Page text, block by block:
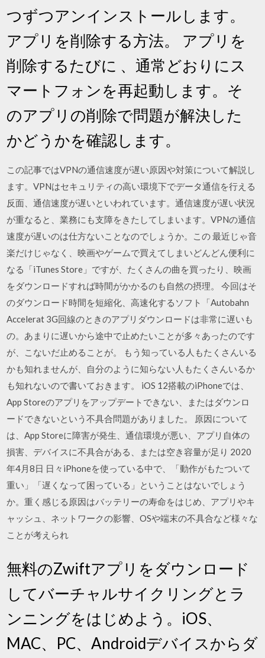
つずつアンインストールします。
アプリを削除する方法。 アプリを
削除するたびに 、通常どおりにス
マートフォンを再起動します。そ
のアプリの削除で問題が解決した
かどうかを確認します。
この記事ではVPNの通信速度が遅い原因や対策について解説し
ます。VPNはセキュリティの高い環境下でデータ通信を行える
反面、通信速度が遅いといわれています。通信速度が遅い状況
が重なると、業務にも支障をきたしてしまいます。VPNの通信
速度が遅いのは仕方ないことなのでしょうか。この 最近じゃ音
楽だけじゃなく、映画やゲームで買えてしまいどんどん便利に
なる「iTunes Store」ですが、たくさんの曲を買ったり、映画
をダウンロードすれば時間がかかるのも自然の摂理。 今回はそ
のダウンロード時間を短縮化、高速化するソフト「Autobahn
Accelerat 3G回線のときのアプリダウンロードは非常に遅いも
の。あまりに遅いから途中で止めたいことが多々あったのです
が、こないだ止めることが。 もう知っている人もたくさんいる
かも知れませんが、自分のように知らない人もたくさんいるか
も知れないので書いておきます。 iOS 12搭載のiPhoneでは、
App Storeのアプリをアップデートできない、またはダウンロ
ードできないという不具合問題がありました。 原因について
は、App Storeに障害が発生、通信環境が悪い、アプリ自体の
損害、デバイスに不具合がある、または空き容量が足り 2020
年4月8日 日々iPhoneを使っている中で、「動作がもたついて
重い」「遅くなって困っている」ということはないでしょう
か。重く感じる原因はバッテリーの寿命をはじめ、アプリやキ
ャッシュ、ネットワークの影響、OSや端末の不具合など様々な
ことが考えられ
無料のZwiftアプリをダウンロード
してバーチャルサイクリングとラ
ンニングをはじめよう。iOS、
MAC、PC、Androidデバイスからダ